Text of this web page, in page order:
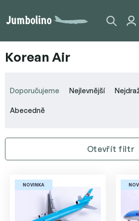
obsah
Korean Air
e
p
o
Doporučujeme Nejlevnější
Abecedně
Otevřít filtr
NOVINKA